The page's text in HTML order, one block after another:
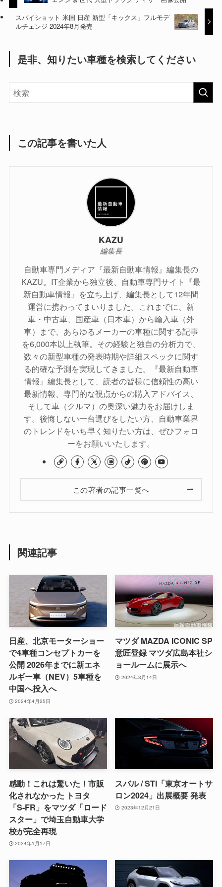
スパイショット 米国 日産 新型「キックス」フルモデ
ルチェンジ 2024年8月発売
是非、知りたい車種を検索してください
この記事を書いた人
KAZU
編集長
自動車専門メディア『最新自動車情報』編集長の
KAZU。IT企業から独立後、自動車専門サイト『最
新自動車情報』を立ち上げ、編集長として12年間
運営に携わってまいりました。これまでに、新
車・中古車、国産車（日本車）から輸入車（外
車）まで、あらゆるメーカーの車種に関する記事
を6,000本以上執筆。その経験と独自の分析力で、
数々の新型車種の発表時期や詳細スペックに関す
る的確な予測を実現してきました。『最新自動車
情報』編集長として、読者の皆様に信頼性の高い
最新情報、専門的な視点からの購入アドバイス、
そして車（クルマ）の奥深い魅力をお届けしま
す。後悔しない一台選びをしたい方、自動車業界
のトレンドをいち早く知りたい方は、ぜひフォロ
ーをお願いいたします。
この著者の記事一覧へ
関連記事
日産、北京モーターショー
で4車種コンセプトカーを
公開 2026年までに新エネ
ルギー車（NEV）5車種を
中国へ投入へ
2024年4月25日
マツダ MAZDA ICONIC SP
意匠登録 マツダ広島本社シ
ョールームに展示へ
2024年3月14日
感動！これは驚いた！市販
化されなかった トヨタ
「S-FR」をマツダ「ロード
スター」で埼玉自動車大学
校が完全再現
2024年1月17日
スバル / STI「東京オートサ
ロン2024」出展概要 発表
2023年12月21日